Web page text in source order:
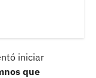
iniciar
que